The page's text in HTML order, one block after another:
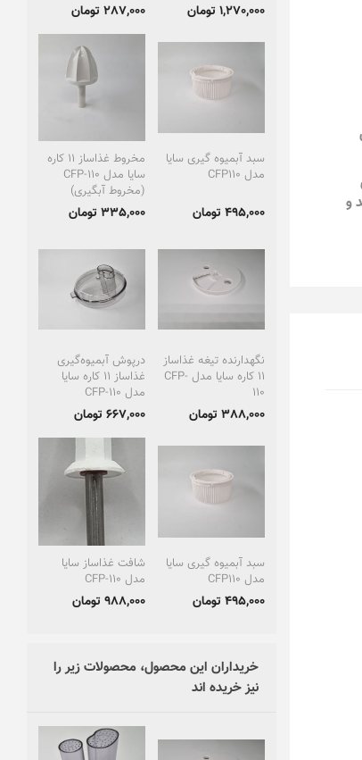
و
1,270,000 تومان 287,000 تومان
سبد آبمیوه گیری سایا
مدل CFP110
495,000 تومان
مخروط غذاساز 11 کاره
سایا مدل CFP-110
(مخروط آبگیری)
335,000 تومان
نگهدارنده تیغه غذاساز
11 کاره سایا مدل CFP-
110
388,000 تومان
درپوش آبمیوه‌گیری
غذاساز 11 کاره سایا
مدل CFP-110
667,000 تومان
سبد آبمیوه گیری سایا
مدل CFP110
495,000 تومان
شافت غذاساز سایا
مدل CFP-110
988,000 تومان
خریداران این محصول، محصولات زیر را
نیز خریده اند